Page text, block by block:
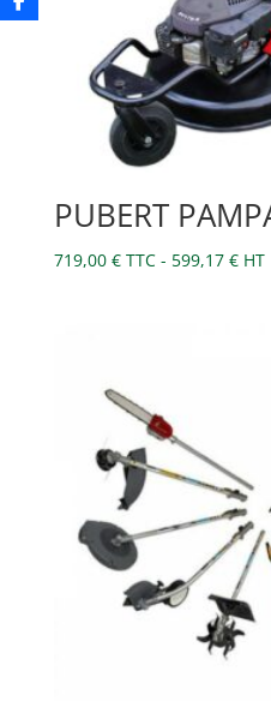
PUBERT
719,00 € TTC - 599,17 €HT